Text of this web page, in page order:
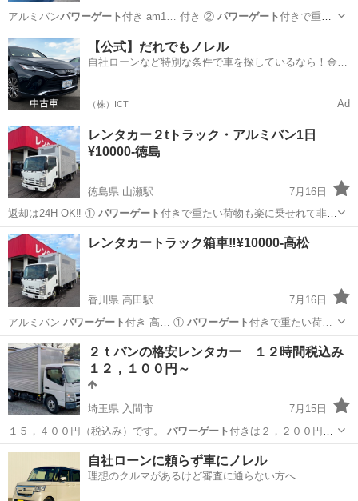
アルミバンパワーゲート付き am1… 付き ② パワーゲート付きで重た
い荷…
徳島 阿波市 学駅 引っ越し
【公式】だれでもノレル
自社ローンなど特別な条件で車を探しているなら！金利
（株）ICT Ad
レンタカー２tトラック・アルミバン1日
¥10000-徳島
徳島県 山瀬駅
7月16日
️返却は24H OK‼️ ① パワーゲート付きで重たい荷物も楽に乗せれて非
常…
徳島 阿波市 山瀬駅 引っ越し レンタカー
レンタカートラック箱車‼️¥10000-高松
香川県 高田駅
7月16日
アルミバン パワーゲート 付き 高… ① パワーゲート付きで重たい荷…
香川 高松市 引っ越し
２ｔバンの格安レンタカー １２時間税込み
１２，１００円～
埼玉県 入間市
7月15日
１５，４００円（税込み）です。 パワーゲート付きは２，２００円増
し（税込み）に…
埼玉 入間市 その他 レンタカー
自社ローンに頼らず車にノレル
理想のクルマがあるけど審査に通らない方へ